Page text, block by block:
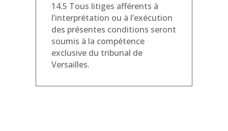
14.5 Tous litiges afférents à
l’interprétation ou à l’exécution
des présentes conditions seront
soumis à la compétence
exclusive du tribunal de
Versailles.